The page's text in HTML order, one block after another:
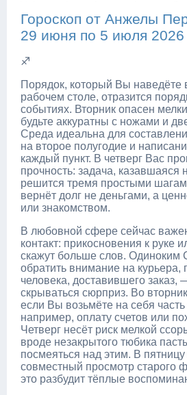
Гороскоп от Анжелы
29 июня по 5 июля
♐
Порядок, который Вы наведёте
рабочем столе, отразится
событиях. Вторник опасен
будьте аккуратны с ножами и
Среда идеальна для
на второе полугодие и
каждый пункт. В четверг Вас
прочность: задача,
решится тремя простыми
вернёт долг не деньгами, а
или знакомством.
В любовной сфере сейчас
контакт: прикосновения к руке
скажут больше слов. Одиноким
обратить внимание на курьера,
человека, доставившего заказ,
скрываться сюрприз. Во
если Вы возьмёте на себя часть
например, оплату счетов или
Четверг несёт риск мелкой
вроде незакрытого тюбика
посмеяться над этим. В
совместный просмотр старого
это разбудит тёплые